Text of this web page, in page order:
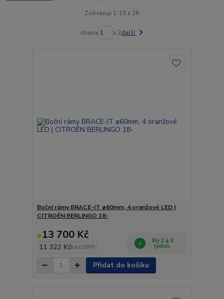
Zobrazuji 1-15 z 26
strana z 2další
Boční rámy BRACE-IT ø60mm, 4 oranžové LED |
CITROËN BERLINGO 18-
13 700 Kč
11 322 Kčbez DPH
Do 2 a 3
týdnů.
Přidat do košíku